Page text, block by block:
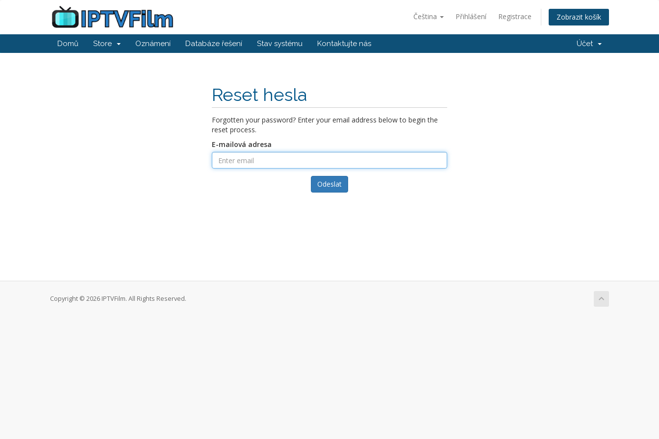
Čeština Přihlášení Registrace Zobrazit košík
Domů Store Oznámení Databáze řešení Stav systému Kontaktujte nás Účet
Reset hesla
Forgotten your password? Enter your email address below to begin the
reset process.
E-mailová adresa
Odeslat
Copyright © 2026 IPTVFilm. All Rights Reserved.